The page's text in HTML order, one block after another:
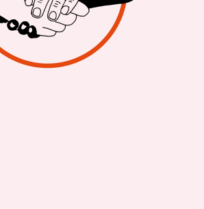
neue Papst findet
seiner Kirche ändert sich
sich schwul-lesbischen
Klischeekarte.